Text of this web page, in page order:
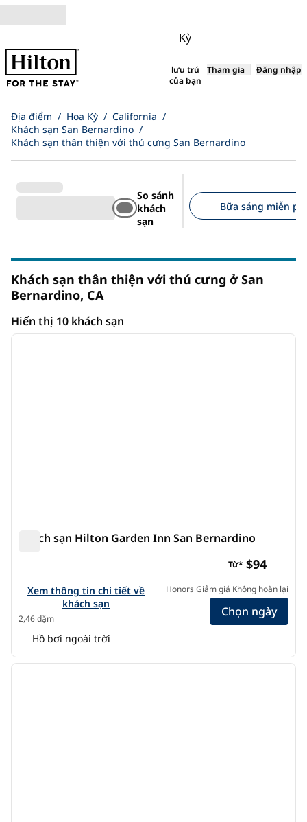
Bỏ qua nội dung
Kỳ
lưu trú
của bạn
,Mở tab mới
Tham gia Đăng nhập
Địa điểm / Hoa Kỳ / California /
Khách sạn San Bernardino /
Khách sạn thân thiện với thú cưng San Bernardino
So sánh
khách
sạn
Bữa sáng miễn
Khách sạn thân thiện với thú cưng ở San
Bernardino, CA
Hiển thị 10 khách sạn
Hiển thị 10 khách sạn
1/12
ảnh
Khách sạn Hilton Garden Inn San Bernardino
Xem chi tiết khách sạn Hilton Garden Inn San Bernardino
Xem thông tin chi tiết về
khách sạn
2,46 dặm
Từ* $94
Honors Giảm giá Không hoàn lại
Chọn ngày
Hồ bơi ngoài trời
1/12
1/12
ảnh